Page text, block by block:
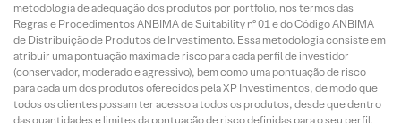
metodologia de adequação dos produtos por portfólio, nos termos das
Regras e Procedimentos ANBIMA de Suitability nº 01 e do Código ANBIMA
de Distribuição de Produtos de Investimento. Essa metodologia consiste em
atribuir uma pontuação máxima de risco para cada perfil de investidor
(conservador, moderado e agressivo), bem como uma pontuação de risco
para cada um dos produtos oferecidos pela XP Investimentos, de modo que
todos os clientes possam ter acesso a todos os produtos, desde que dentro
das quantidades e limites da pontuação de risco definidas para o seu perfil.